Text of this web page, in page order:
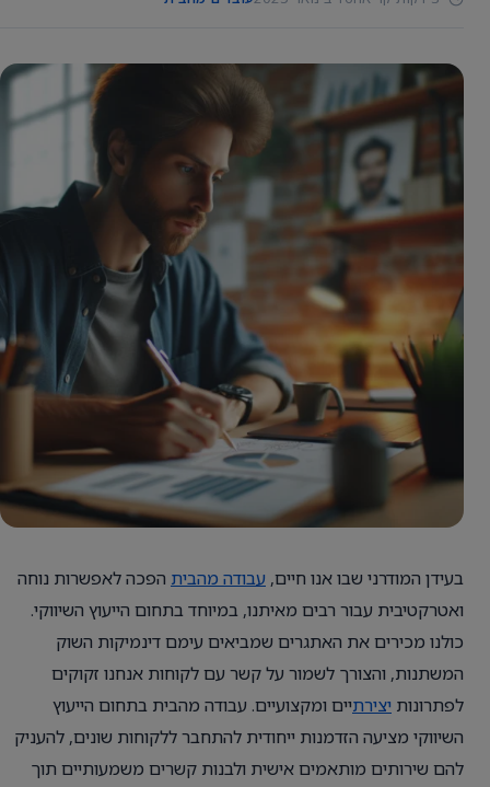
בעידן המודרני שבו אנו חיים, עבודה מהבית הפכה לאפשרות נוחה
ואטרקטיבית עבור רבים מאיתנו, במיוחד בתחום הייעוץ השיווקי.
כולנו מכירים את האתגרים שמביאים עימם דינמיקות השוק
המשתנות, והצורך לשמור על קשר עם לקוחות אנחנו זקוקים
לפתרונות יצירתיים ומקצועיים. עבודה מהבית בתחום הייעוץ
השיווקי מציעה הזדמנות ייחודית להתחבר ללקוחות שונים, להעניק
להם שירותים מותאמים אישית ולבנות קשרים משמעותיים תוך